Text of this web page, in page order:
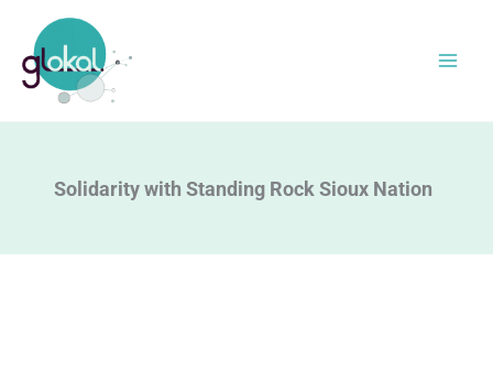
Inhalt
springen
Solidarity with Standing Rock Sioux Nation